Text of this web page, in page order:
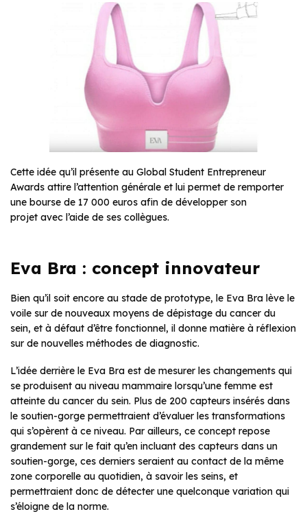
Cette idée qu’il présente au Global Student Entrepreneur
Awards attire l’attention générale et lui permet de remporter
une bourse de 17 000 euros afin de développer son
projet avec l’aide de ses collègues.
Eva Bra : concept innovateur
Bien qu’il soit encore au stade de prototype, le Eva Bra lève le
voile sur de nouveaux moyens de dépistage du cancer du
sein, et à défaut d’être fonctionnel, il donne matière à réflexion
sur de nouvelles méthodes de diagnostic.
L’idée derrière le Eva Bra est de mesurer les changements qui
se produisent au niveau mammaire lorsqu’une femme est
atteinte du cancer du sein. Plus de 200 capteurs insérés dans
le soutien-gorge permettraient d’évaluer les transformations
qui s’opèrent à ce niveau. Par ailleurs, ce concept repose
grandement sur le fait qu’en incluant des capteurs dans un
soutien-gorge, ces derniers seraient au contact de la même
zone corporelle au quotidien, à savoir les seins, et
permettraient donc de détecter une quelconque variation qui
s’éloigne de la norme.